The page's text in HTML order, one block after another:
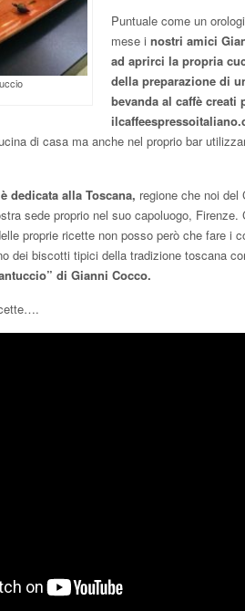
Puntuale come un
mese i nostri amici
ad aprirci la propria
della preparazione di
bevanda al caffè creati
di casa ma anche nel proprio bar
dedicata alla Toscana, regione che noi del
sede proprio nel suo capoluogo,
proprie ricette non posso però che fare i
dei biscotti tipici della tradizione toscana
di Gianni Cocco.